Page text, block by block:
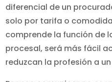
diferencial de un
solo por tarifa o
comprende la función de
procesal, será más fácil
reduzcan la profesión a